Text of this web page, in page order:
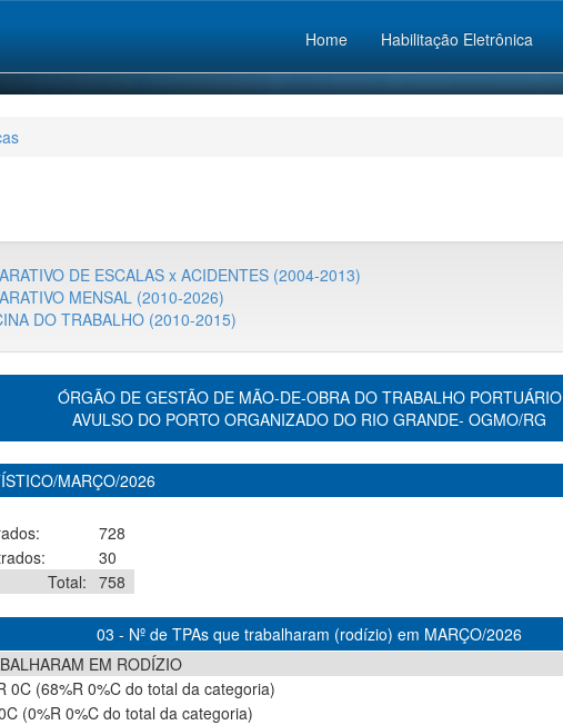
Home Habilitação Eletrônica
DE ESCALAS x ACIDENTES (2004-2013)
MENSAL (2010-2026)
DO TRABALHO (2010-2015)
ÓRGÃO DE GESTÃO DE MÃO-DE-OBRA DO TRABALHO PORTUÁRIO
AVULSO DO PORTO ORGANIZADO DO RIO GRANDE- OGMO/RG
MARÇO/2026
728
30
Total: 758
03 - Nº de TPAs que trabalharam (rodízio) em MARÇO/2026
EM RODÍZIO
0C (68%R 0%C do total da categoria)
(0%R 0%C do total da categoria)